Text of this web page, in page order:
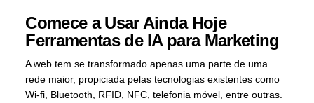
Comece a Usar Ainda Hoje
Ferramentas de IA para Marketing
A web tem se transformado apenas uma parte de uma
rede maior, propiciada pelas tecnologias existentes como
Wi-fi, Bluetooth, RFID, NFC, telefonia móvel, entre outras.